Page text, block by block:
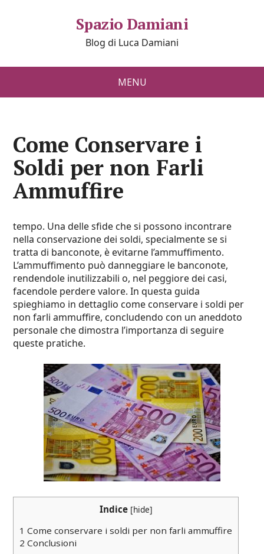
Spazio Damiani
Blog di Luca Damiani
MENU
Come Conservare i
Soldi per non Farli
Ammuffire
tempo. Una delle sfide che si possono incontrare
nella conservazione dei soldi, specialmente se si
tratta di banconote, è evitarne l’ammuffimento.
L’ammuffimento può danneggiare le banconote,
rendendole inutilizzabili o, nel peggiore dei casi,
facendole perdere valore. In questa guida
spieghiamo in dettaglio come conservare i soldi per
non farli ammuffire, concludendo con un aneddoto
personale che dimostra l’importanza di seguire
queste pratiche.
Indice [hide]
1 Come conservare i soldi per non farli ammuffire
2 Conclusioni